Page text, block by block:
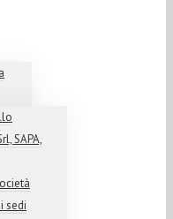
SAPA,
sedi